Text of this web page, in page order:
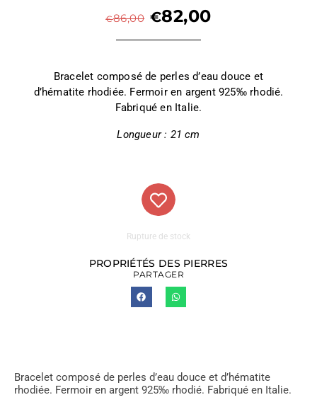
€86,00 €82,00
Bracelet composé de perles d’eau douce et
d’hématite rhodiée. Fermoir en argent 925‰ rhodié.
Fabriqué en Italie.
Longueur : 21 cm
Rupture de stock
PROPRIÉTÉS DES PIERRES
PARTAGER
Bracelet composé de perles d’eau douce et d’hématite
rhodiée. Fermoir en argent 925‰ rhodié. Fabriqué en Italie.